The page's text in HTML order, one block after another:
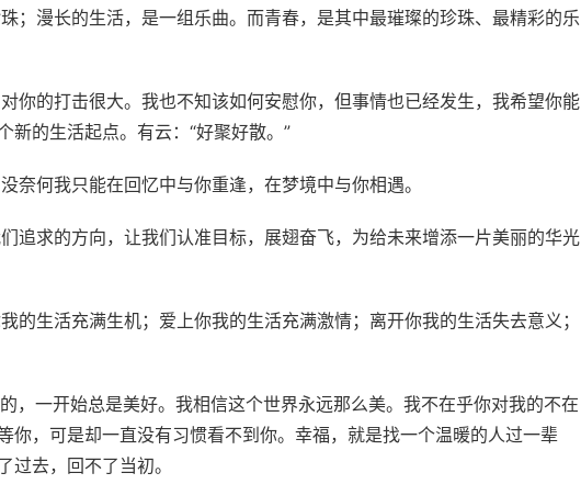
；漫长的生活，是一组乐曲。而青春，是其中最璀璨的珍珠、最精彩的乐
你的打击很大。我也不知该如何安慰你，但事情也已经发生，我希望你能
新的生活起点。有云：“好聚好散。”
奈何我只能在回忆中与你重逢，在梦境中与你相遇。
追求的方向，让我们认准目标，展翅奋飞，为给未来增添一片美丽的华光
的生活充满生机；爱上你我的生活充满激情；离开你我的生活失去意义；
，一开始总是美好。我相信这个世界永远那么美。我不在乎你对我的不在
你，可是却一直没有习惯看不到你。幸福，就是找一个温暖的人过一辈
过去，回不了当初。